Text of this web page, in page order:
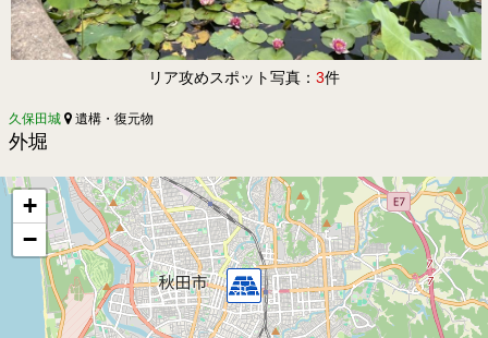
リア攻めスポット写真： 3件
久保田城 遺構・復元物
外堀
+
−